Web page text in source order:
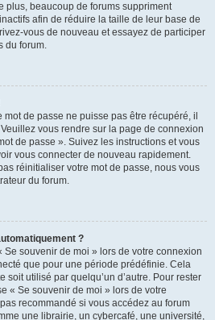
plus, beaucoup de forums suppriment
afin de réduire la taille de leur base de
vous de nouveau et essayez de participer
du forum.
de passe ne puisse pas être récupéré, il
vous rendre sur la page de connexion
de passe ». Suivez les instructions et vous
vous connecter de nouveau rapidement.
réinitialiser votre mot de passe, nous vous
du forum.
?
Se souvenir de moi » lors de votre connexion
que pour une période prédéfinie. Cela
soit utilisé par quelqu’un d’autre. Pour rester
« Se souvenir de moi » lors de votre
recommandé si vous accédez au forum
une librairie, un cybercafé, une université,